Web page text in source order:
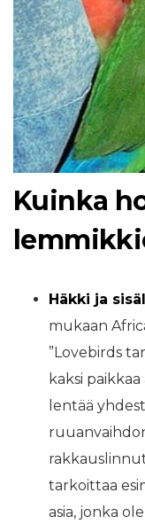
Kuinka
Häkki ja
mukaan
”Lovebirds
kaksi
lentää
tarkoittaa
asia, jonka